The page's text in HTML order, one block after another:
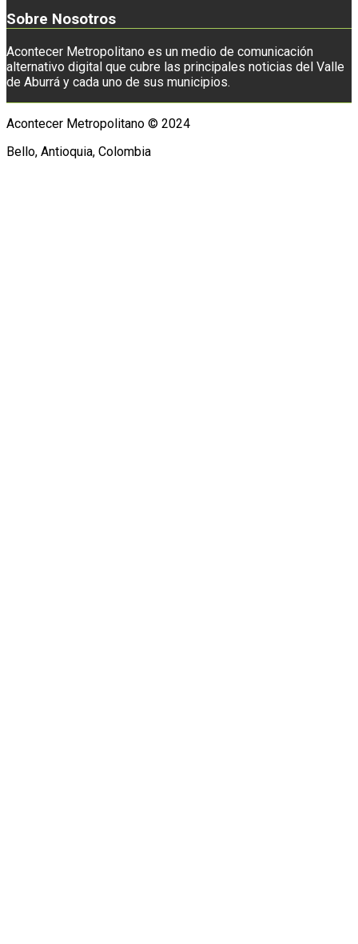
Sobre Nosotros
Acontecer Metropolitano es un medio de comunicación
alternativo digital que cubre las principales noticias del Valle
de Aburrá y cada uno de sus municipios.
Acontecer Metropolitano © 2024
Bello, Antioquia, Colombia